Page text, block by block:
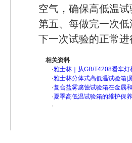
空气，确保高低温
第五、每做完一次
下一次试验的正常进
相关资料
·雅士林｜从GB/T4208看车
·雅士林分体式高低温试验箱|
·复合盐雾腐蚀试验箱在金属
·夏季高低温试验箱的维护保
·